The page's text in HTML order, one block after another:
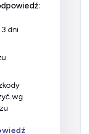
dni
wg